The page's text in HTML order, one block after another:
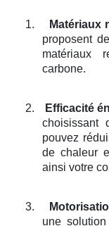
1. Matériaux
proposent
matériaux
carbone.
2. Efficacité
choisissant
pouvez
de chaleur
ainsi votre
3.
une